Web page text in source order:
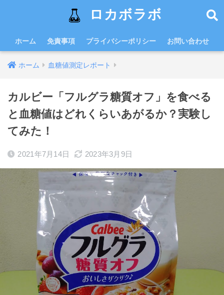
ロカボラボ
ホーム 免責事項 プライバシーポリシー お問い合わせ
ホーム 血糖値測定レポート
カルビー「フルグラ糖質オフ」を食べる
と血糖値はどれくらいあがるか？実験し
てみた！
2021年7月14日 2023年3月9日